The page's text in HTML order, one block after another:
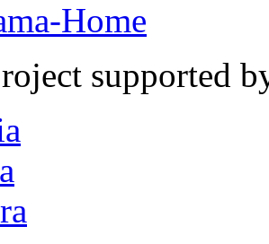
Home
supported